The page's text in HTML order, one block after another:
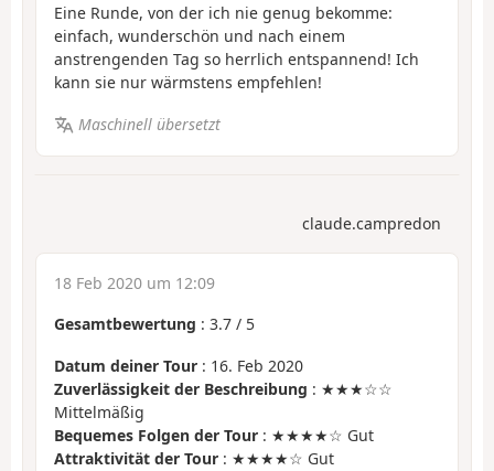
Eine Runde, von der ich nie genug bekomme:
einfach, wunderschön und nach einem
anstrengenden Tag so herrlich entspannend! Ich
kann sie nur wärmstens empfehlen!
Maschinell übersetzt
claude.campredon
18 Feb 2020 um 12:09
Gesamtbewertung : 3.7 / 5
Datum deiner Tour : 16. Feb 2020
Zuverlässigkeit der Beschreibung : ★★★☆☆
Mittelmäßig
Bequemes Folgen der Tour : ★★★★☆ Gut
Attraktivität der Tour : ★★★★☆ Gut